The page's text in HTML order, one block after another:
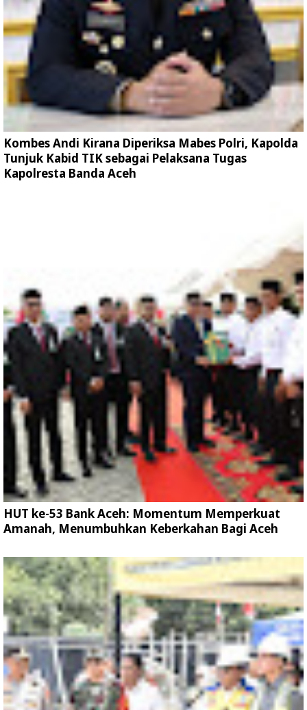
Kombes Andi Kirana Diperiksa Mabes Polri, Kapolda
Tunjuk Kabid TIK sebagai Pelaksana Tugas
Kapolresta Banda Aceh
HUT ke-53 Bank Aceh: Momentum Memperkuat
Amanah, Menumbuhkan Keberkahan Bagi Aceh